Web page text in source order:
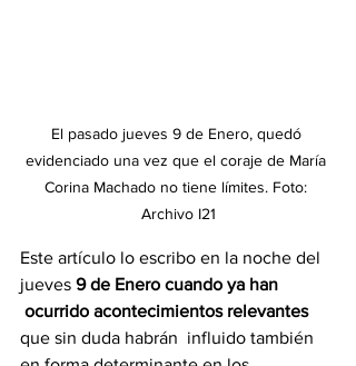
El pasado jueves 9 de Enero, quedó
evidenciado una vez que el coraje de María
Corina Machado no tiene límites. Foto:
Archivo I21
Este artículo lo escribo en la noche del
jueves 9 de Enero cuando ya han
ocurrido acontecimientos relevantes
que sin duda habrán  influido también